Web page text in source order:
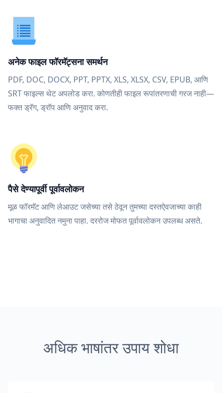
अनेक फाइल फॉरमॅट्सना समर्थन
PDF, DOC, DOCX, PPT, PPTX, XLS, XLSX, CSV, EPUB, आणि
SRT फाइल्स थेट अपलोड करा. कोणतीही फाइल रूपांतरणाची गरज नाही—
फक्त ड्रॅग, ड्रॉप आणि अनुवाद करा.
पैसे देण्यापूर्वी पूर्वावलोकन
मूळ फॉरमॅट आणि लेआउट जसेच्या तसे ठेवून तुमच्या दस्तऐवजाच्या काही
भागाचा अनुवादित नमुना पाहा. दररोज मोफत पूर्वावलोकन उपलब्ध असते.
अधिक भाषांतर उपाय शोधा